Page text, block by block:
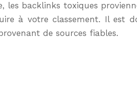
les backlinks toxiques
à votre classement. Il est
de sources fiables.